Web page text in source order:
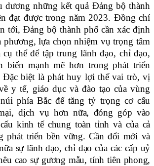
dương những kết quả Đảng bộ thành
đạt được trong năm 2023. Đồng chí
tới, Đảng bộ thành phố cần xác định
phương, lựa chọn nhiệm vụ trọng tâm
thể để tập trung lãnh đạo, chỉ đạo,
biến mạnh mẽ hơn trong phát triển
biệt là phát huy lợi thế vai trò, vị
y tế, giáo dục và đào tạo của vùng
phía Bắc để tăng tỷ trọng cơ cấu
dịchvụ hơn nữa, đóng góp vào
kinh tế chung toàn tỉnh và của cả
phát triển bền vững. Cần đổi mới và
sự lãnh đạo, chỉ đạo của các cấp uỷ
cao sự gương mẫu, tính tiên phong,